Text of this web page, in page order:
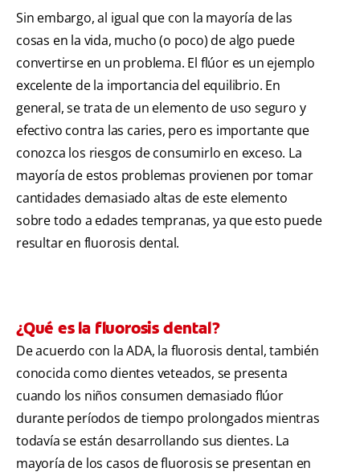
Sin embargo, al igual que con la mayoría de las
cosas en la vida, mucho (o poco) de algo puede
convertirse en un problema. El flúor es un ejemplo
excelente de la importancia del equilibrio. En
general, se trata de un elemento de uso seguro y
efectivo contra las caries, pero es importante que
conozca los riesgos de consumirlo en exceso. La
mayoría de estos problemas provienen por tomar
cantidades demasiado altas de este elemento
sobre todo a edades tempranas, ya que esto puede
resultar en fluorosis dental.
¿Qué es la fluorosis dental?
De acuerdo con la ADA, la fluorosis dental, también
conocida como dientes veteados, se presenta
cuando los niños consumen demasiado flúor
durante períodos de tiempo prolongados mientras
todavía se están desarrollando sus dientes. La
mayoría de los casos de fluorosis se presentan en